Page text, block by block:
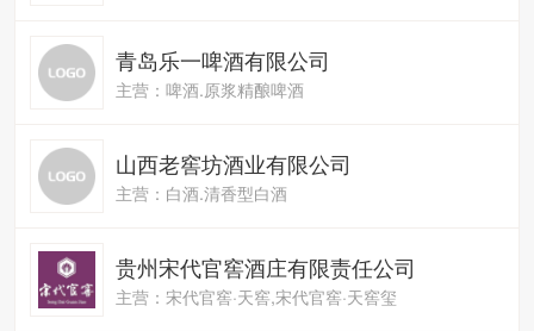
青岛乐一啤酒有限公司
主营：啤酒.原浆精酿啤酒
山西老窖坊酒业有限公司
主营：白酒.清香型白酒
贵州宋代官窖酒庄有限责任公司
主营：宋代官窖·天窖,宋代官窖·天窖玺